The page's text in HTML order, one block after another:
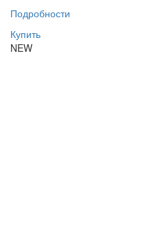
Подробности
Купить
NEW